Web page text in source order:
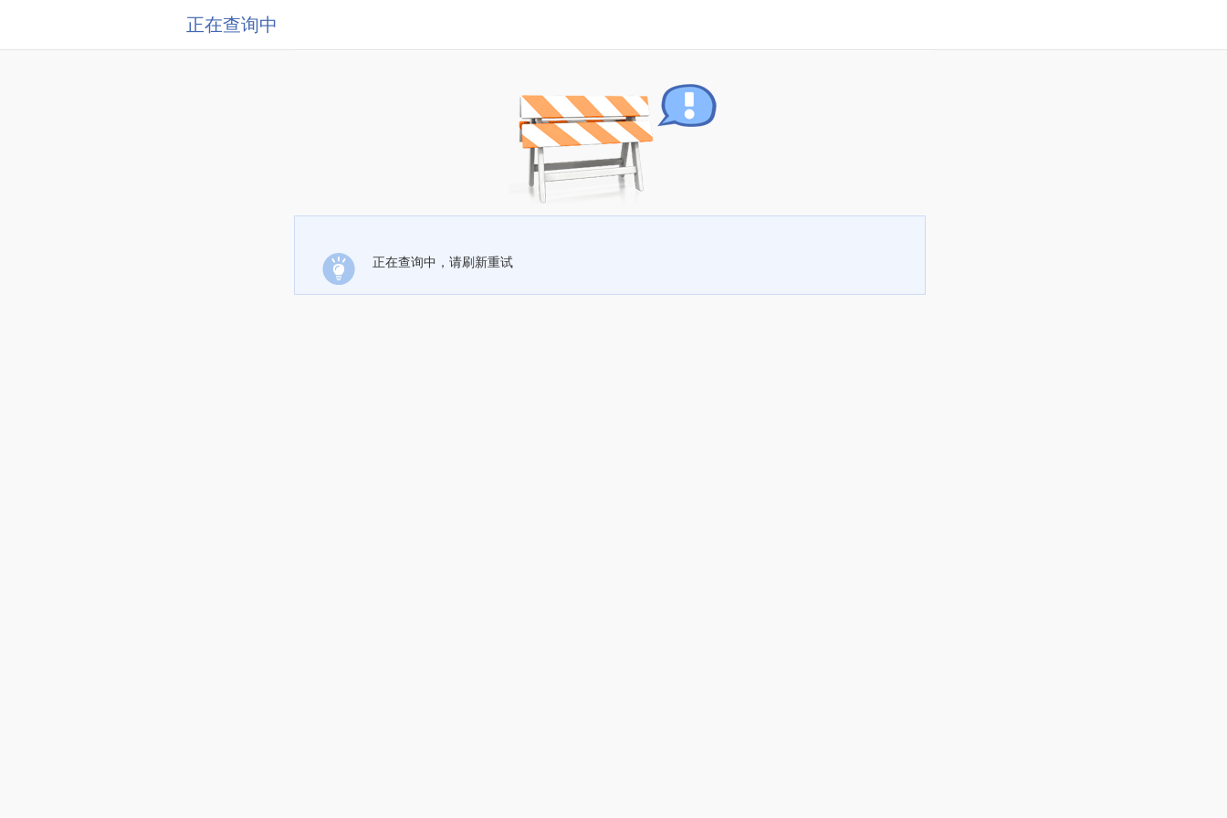
正在查询中
正在查询中，请刷新重试